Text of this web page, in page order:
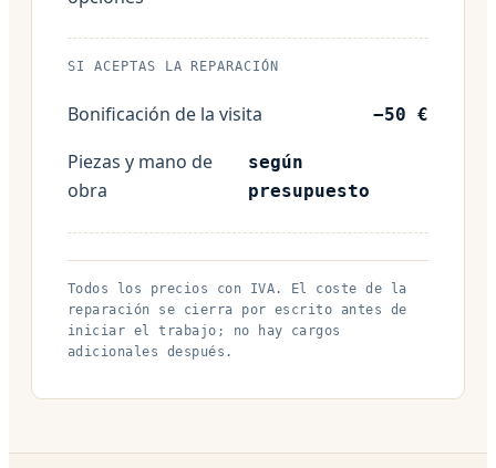
SI ACEPTAS LA REPARACIÓN
Bonificación de la visita −50 €
Piezas y mano de
obra
según
presupuesto
Todos los precios con IVA. El coste de la
reparación se cierra por escrito antes de
iniciar el trabajo; no hay cargos
adicionales después.